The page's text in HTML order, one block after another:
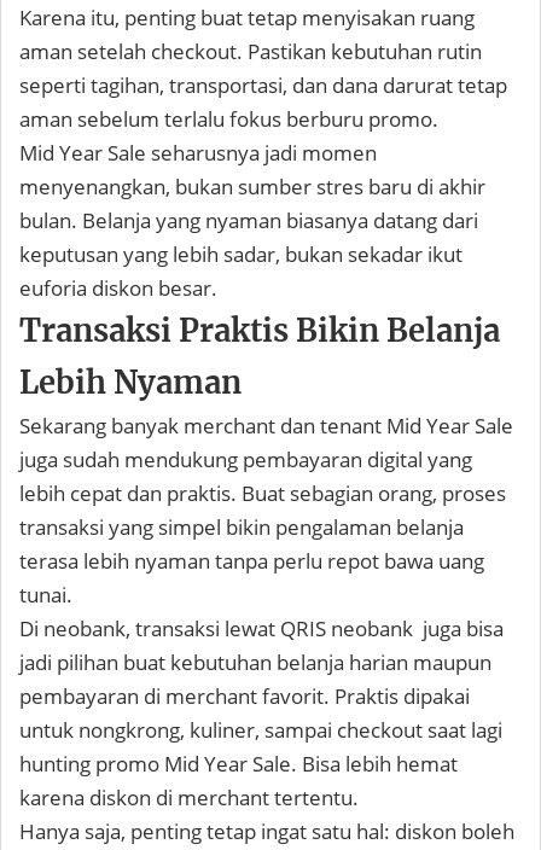
Karena itu, penting buat tetap menyisakan ruang
aman setelah checkout. Pastikan kebutuhan rutin
seperti tagihan, transportasi, dan dana darurat tetap
aman sebelum terlalu fokus berburu promo.
Mid Year Sale seharusnya jadi momen
menyenangkan, bukan sumber stres baru di akhir
bulan. Belanja yang nyaman biasanya datang dari
keputusan yang lebih sadar, bukan sekadar ikut
euforia diskon besar.
Transaksi Praktis Bikin Belanja
Lebih Nyaman
Sekarang banyak merchant dan tenant Mid Year Sale
juga sudah mendukung pembayaran digital yang
lebih cepat dan praktis. Buat sebagian orang, proses
transaksi yang simpel bikin pengalaman belanja
terasa lebih nyaman tanpa perlu repot bawa uang
tunai.
Di neobank, transaksi lewat QRIS neobank juga bisa
jadi pilihan buat kebutuhan belanja harian maupun
pembayaran di merchant favorit. Praktis dipakai
untuk nongkrong, kuliner, sampai checkout saat lagi
hunting promo Mid Year Sale. Bisa lebih hemat
karena diskon di merchant tertentu.
Hanya saja, penting tetap ingat satu hal: diskon boleh